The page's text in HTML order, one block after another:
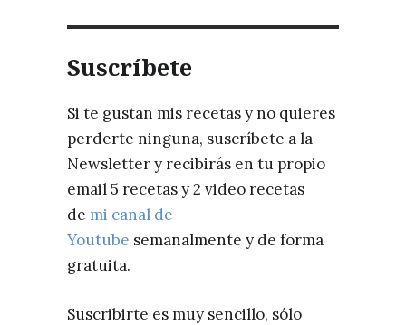
Suscríbete
Si te gustan mis recetas y no quieres
perderte ninguna, suscríbete a la
Newsletter y recibirás en tu propio
email 5 recetas y 2 video recetas
de mi canal de
Youtube semanalmente y de forma
gratuita.
Suscribirte es muy sencillo, sólo